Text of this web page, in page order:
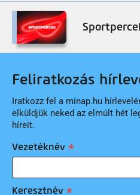
Feliratkozás
Iratkozz fel a minap.hu
elküldjük neked az elmúlt hét
híreit.
Vezetéknév
Keresztnév